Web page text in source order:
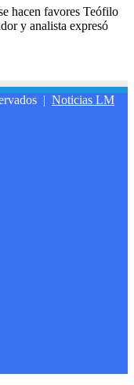
hacen favores Teófilo
y analista expresó
| Noticias LM